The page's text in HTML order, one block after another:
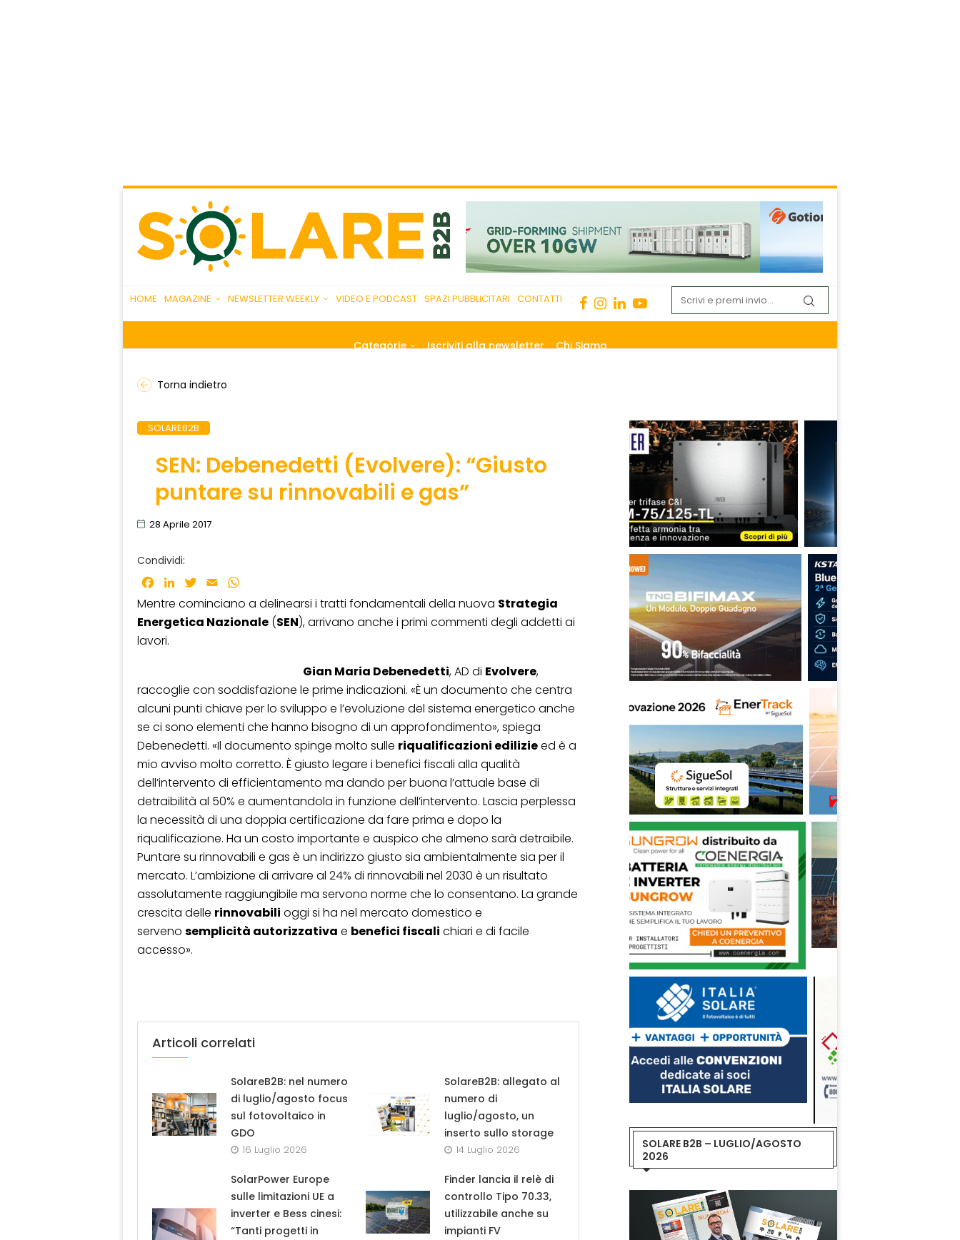
HOME MAGAZINE NEWSLETTER WEEKLY VIDEO E PODCAST SPAZI PUBBLICITARI CONTATTI
Categorie Iscriviti alla newsletter Chi Siamo
Torna indietro
SOLAREB2B
SEN: Debenedetti (Evolvere): “Giusto
puntare su rinnovabili e gas”
28 Aprile 2017
Condividi:
Facebook
LinkedInTwitter
Email
Mentre cominciano a delinearsi i tratti fondamentali della nuova Strategia
Energetica Nazionale (SEN), arrivano anche i primi commenti degli addetti ai
lavori.
Gian Maria Debenedetti, AD di Evolvere,
raccoglie con soddisfazione le prime indicazioni. «È un documento che centra
alcuni punti chiave per lo sviluppo e l’evoluzione del sistema energetico anche
se ci sono elementi che hanno bisogno di un approfondimento», spiega
Debenedetti. «Il documento spinge molto sulle riqualificazioni edilizieed è a
mio avviso molto corretto. È giusto legare i benefici fiscali alla qualità
dell’intervento di efficientamento ma dando per buona l’attuale base di
detraibilità al 50% e aumentandola in funzione dell’intervento. Lascia perplessa
la necessità di una doppia certificazione da fare prima e dopo la
riqualificazione. Ha un costo importante e auspico che almeno sarà detraibile.
Puntare su rinnovabili e gas è un indirizzo giusto sia ambientalmente sia per il
mercato. L’ambizione di arrivare al 24% di rinnovabili nel 2030 è un risultato
assolutamente raggiungibile ma servono norme che lo consentano. La grande
crescita delle rinnovabili oggi si ha nel mercato domestico e
serveno semplicità autorizzativa e benefici fiscali chiari e di facile
accesso».
Articoli correlati
SolareB2B: nel numero
di luglio/agosto focus
sul fotovoltaico in
GDO
16 Luglio 2026
SolareB2B: allegato al
numero di
luglio/agosto, un
inserto sullo storage
14 Luglio 2026
SolarPower Europe
sulle limitazioni UE a
inverter e Bess cinesi:
“Tanti progetti in
Finder lancia il relè di
controllo Tipo 70.33,
utilizzabile anche su
impianti FV
SOLARE B2B – LUGLIO/AGOSTO
2026